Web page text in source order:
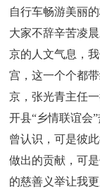
自行车畅游美丽
大家不辞辛苦凌
京的人文气息，
宫，这一个个都
京，张光青主任
开县“乡情联谊会
曾认识，可是彼
做出的贡献，可
的慈善义举让我